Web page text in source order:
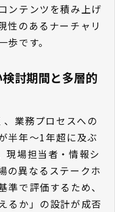
ンテンツを積み上げ
性のあるナーチャリ
です。
討期間と多層的
業務プロセスへの
半年〜1年超に及ぶ
現場担当者・情報シ
の異なるステークホ
で評価するため、
るか」の設計が成否